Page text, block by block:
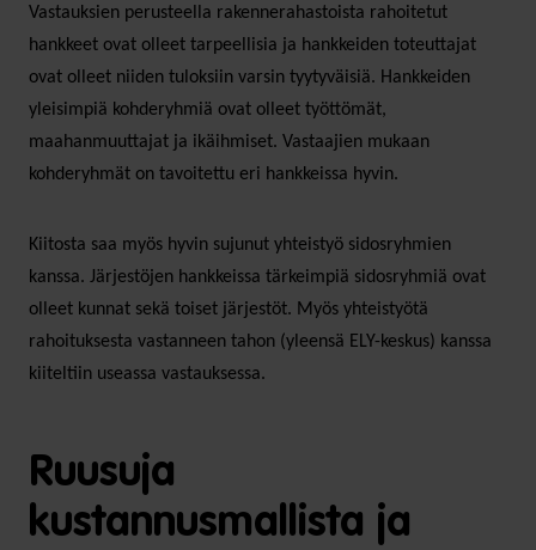
Vastauksien perusteella rakennerahastoista rahoitetut
hankkeet ovat olleet tarpeellisia ja hankkeiden toteuttajat
ovat olleet niiden tuloksiin varsin tyytyväisiä. Hankkeiden
yleisimpiä kohderyhmiä ovat olleet työttömät,
maahanmuuttajat ja ikäihmiset. Vastaajien mukaan
kohderyhmät on tavoitettu eri hankkeissa hyvin.
Kiitosta saa myös hyvin sujunut yhteistyö sidosryhmien
kanssa. Järjestöjen hankkeissa tärkeimpiä sidosryhmiä ovat
olleet kunnat sekä toiset järjestöt. Myös yhteistyötä
rahoituksesta vastanneen tahon (yleensä ELY-keskus) kanssa
kiiteltiin useassa vastauksessa.
Ruusuja
kustannusmallista ja